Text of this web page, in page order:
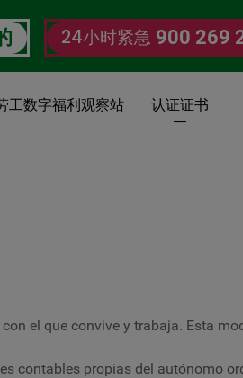
24小时紧急 900 269
工数字福利观察站 认证证书
el que convive y trabaja. Esta
contables propias del autónomo